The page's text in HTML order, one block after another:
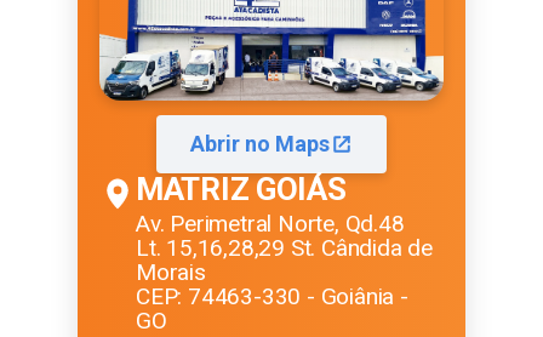
Abrir no Maps
MATRIZ GOIÁS
Av. Perimetral Norte, Qd.48
Lt. 15,16,28,29 St. Cândida de
Morais
CEP: 74463-330 - Goiânia -
GO